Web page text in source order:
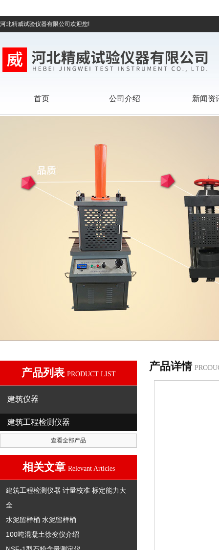
河北精威试验仪器有限公司欢迎您!
首页 公司介绍 新闻资
产品详情
产品列表 PRODUCT LIST
建筑仪器
建筑工程检测仪器
查看全部产品
相关文章 Relevant Articles
建筑工程检测仪器 计量校准 标定能力大
全
水泥留样桶 水泥留样桶
100吨混凝土徐变仪介绍